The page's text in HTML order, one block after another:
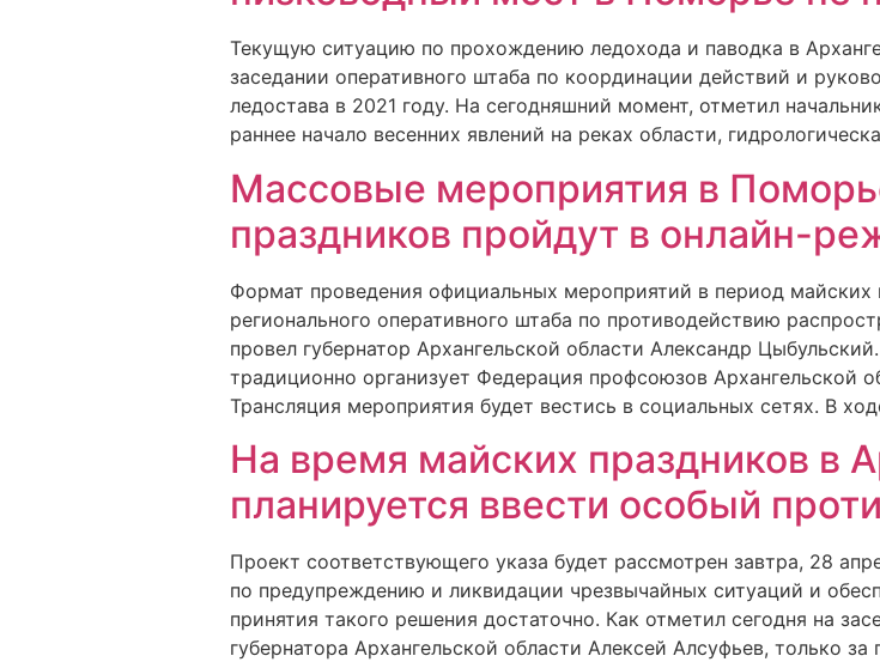
Текущую ситуацию по прохождению ледохода и паводка в
заседании оперативного штаба по координации действий и
ледостава в 2021 году. На сегодняшний момент, отметил
раннее начало весенних явлений на реках области,
Массовые мероприятия в
праздников пройдут в онлайн-
Формат проведения официальных мероприятий в период майских
регионального оперативного штаба по противодействию
провел губернатор Архангельской области Александр
традиционно организует Федерация профсоюзов Архангельской
Трансляция мероприятия будет вестись в социальных сетях. В
На время майских праздников в
планируется ввести особый
Проект соответствующего указа будет рассмотрен завтра, 28
по предупреждению и ликвидации чрезвычайных ситуаций и
принятия такого решения достаточно. Как отметил сегодня на
губернатора Архангельской области Алексей Алсуфьев, только